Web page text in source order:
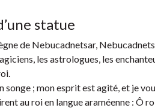
statue
de Nebucadnetsar,
les astrologues, les
songe ; mon esprit est agité, et je
au roi en langue araméenne : Ô